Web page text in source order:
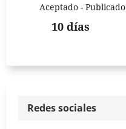
Aceptado - Publicado
10 días
Redes sociales